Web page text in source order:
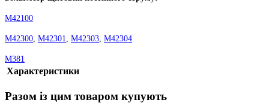
М42100
М42300 М42301 М42303 М42304
М381
Характеристики
Разом із цим товаром купують